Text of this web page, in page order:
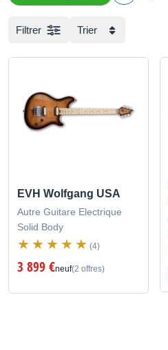
Filtrer Trier
EVH Wolfgang USA
Autre Guitare Electrique
Solid Body
(4)
3 899 €neuf(2 offres)